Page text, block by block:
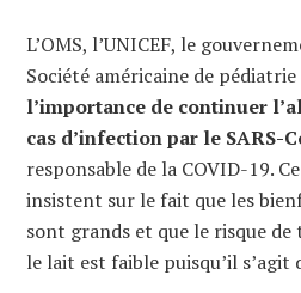
L’OMS, l’UNICEF, le
Société américaine de
l’importance de continuer
cas d’infection par le SARS-
responsable de la COVID-19.
insistent sur le fait que les
sont grands et que le risque
le lait est faible puisqu’il s’agit